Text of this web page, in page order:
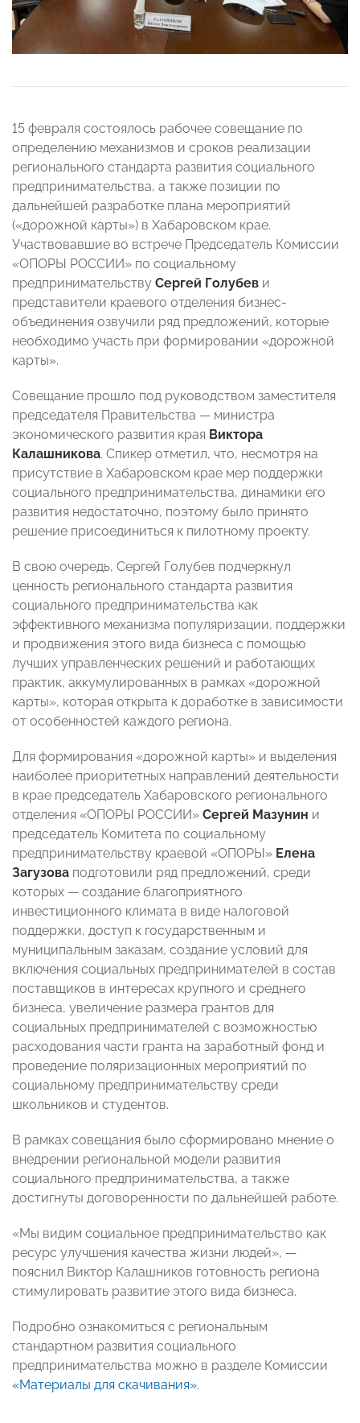
15 февраля состоялось рабочее совещание по
определению механизмов и сроков реализации
регионального стандарта развития социального
предпринимательства, а также позиции по
дальнейшей разработке плана мероприятий
(«дорожной карты») в Хабаровском крае.
Участвовавшие во встрече Председатель Комиссии
«ОПОРЫ РОССИИ» по социальному
предпринимательству Сергей Голубев и
представители краевого отделения бизнес-
объединения озвучили ряд предложений, которые
необходимо участь при формировании «дорожной
карты».
Совещание прошло под руководством заместителя
председателя Правительства — министра
экономического развития края Виктора
Калашникова. Спикер отметил, что, несмотря на
присутствие в Хабаровском крае мер поддержки
социального предпринимательства, динамики его
развития недостаточно, поэтому было принято
решение присоединиться к пилотному проекту.
В свою очередь, Сергей Голубев подчеркнул
ценность регионального стандарта развития
социального предпринимательства как
эффективного механизма популяризации, поддержки
и продвижения этого вида бизнеса с помощью
лучших управленческих решений и работающих
практик, аккумулированных в рамках «дорожной
карты», которая открыта к доработке в зависимости
от особенностей каждого региона.
Для формирования «дорожной карты» и выделения
наиболее приоритетных направлений деятельности
в крае председатель Хабаровского регионального
отделения «ОПОРЫ РОССИИ» Сергей Мазунин и
председатель Комитета по социальному
предпринимательству краевой «ОПОРЫ» Елена
Загузова подготовили ряд предложений, среди
которых — создание благоприятного
инвестиционного климата в виде налоговой
поддержки, доступ к государственным и
муниципальным заказам, создание условий для
включения социальных предпринимателей в состав
поставщиков в интересах крупного и среднего
бизнеса, увеличение размера грантов для
социальных предпринимателей с возможностью
расходования части гранта на заработный фонд и
проведение поляризационных мероприятий по
социальному предпринимательству среди
школьников и студентов.
В рамках совещания было сформировано мнение о
внедрении региональной модели развития
социального предпринимательства, а также
достигнуты договоренности по дальнейшей работе.
«Мы видим социальное предпринимательство как
ресурс улучшения качества жизни людей», —
пояснил Виктор Калашников готовность региона
стимулировать развитие этого вида бизнеса.
Подробно ознакомиться с региональным
стандартном развития социального
предпринимательства можно в разделе Комиссии
«Материалы для скачивания».